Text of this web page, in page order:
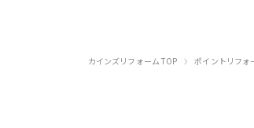
カインズリフォーム TOP › ポイントリフォ